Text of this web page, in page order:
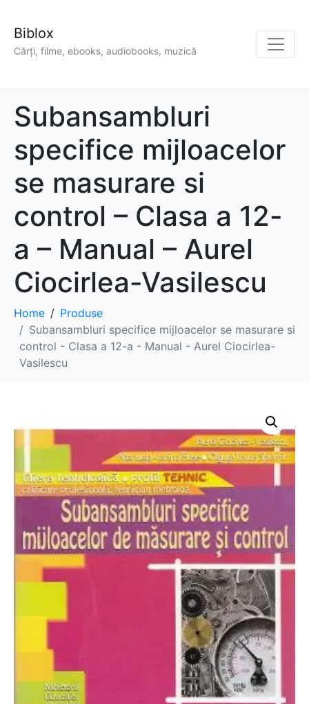
Biblox
Cărți, filme, ebooks, audiobooks, muzică
Subansambluri
specifice mijloacelor
se masurare si
control – Clasa a 12-
a – Manual – Aurel
Ciocirlea-Vasilescu
Home
Produse
Subansambluri specifice mijloacelor se masurare si
control - Clasa a 12-a - Manual - Aurel Ciocirlea-
Vasilescu